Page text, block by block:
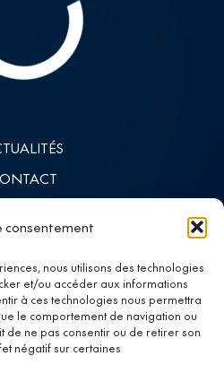
consentement
nous utilisons des technologies
et/ou accéder aux informations
à ces technologies nous permettra
le comportement de navigation ou
de ne pas consentir ou de retirer son
négatif sur certaines
in